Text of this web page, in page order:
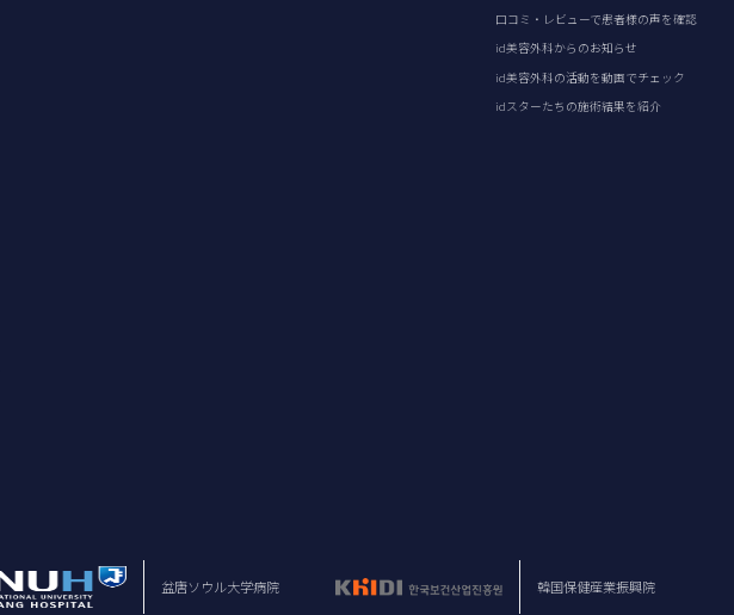
口コミ・レビューで患者様の声を確認
id美容外科からのお知らせ
id美容外科の活動を動画でチェック
idスターたちの施術結果を紹介
盆唐ソウル大学病院 韓国保健産業振興院